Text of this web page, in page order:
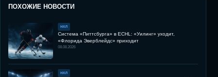
ПОХОЖИЕ НОВОСТИ
НХЛ
Система «Питтсбурга» в ECHL: «Уилинг» уходит,
«Флорида Эверблейдс» приходит
08.08.2026
НХЛ